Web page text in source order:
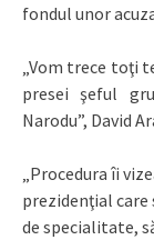
fondul unor
„Vom trece toţi
presei şeful
Narodu”, David
„Procedura îi
prezidenţial
de specialitate,